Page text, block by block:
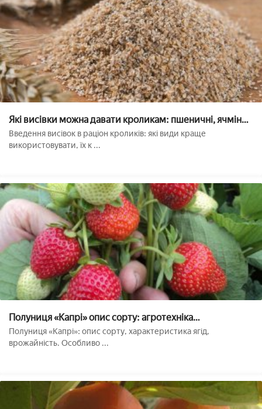
Які висівки можна давати кроликам: пшеничні, ячмінні,
житні, гречані
Введення висівок в раціон кроликів: які види краще
використовувати, їх к ...
Полуниця «Капрі» опис сорту: агротехніка
вирощування, догляду та посадки ягоди у відкритому
грунті (фото)
Полуниця «Капрі»: опис сорту, характеристика ягід,
врожайність. Особливо ...